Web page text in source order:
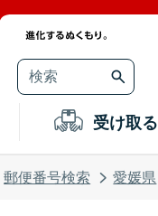
受け取る
郵便番号検索 愛媛県